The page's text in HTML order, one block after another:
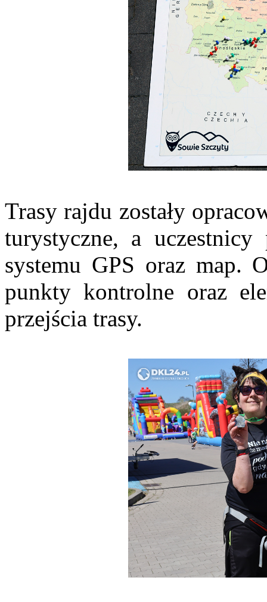
Trasy rajdu zostały
turystyczne, a
systemu GPS oraz map.
punkty kontrolne oraz
przejścia trasy.